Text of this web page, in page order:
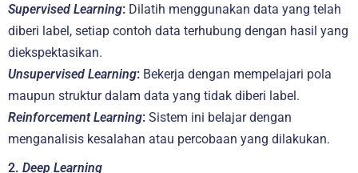
Supervised Learning: Dilatih menggunakan data yang telah
diberi label, setiap contoh data terhubung dengan hasil yang
diekspektasikan.
Unsupervised Learning: Bekerja dengan mempelajari pola
maupun struktur dalam data yang tidak diberi label.
Reinforcement Learning: Sistem ini belajar dengan
menganalisis kesalahan atau percobaan yang dilakukan.
2. Deep Learning